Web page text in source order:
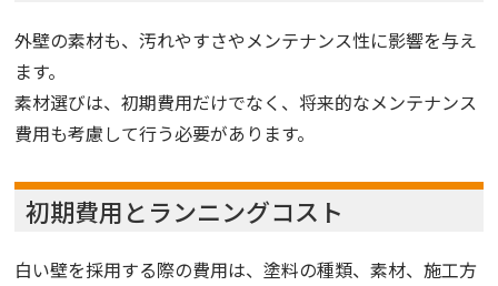
外壁の素材も、汚れやすさやメンテナンス性に影響を与え
ます。
素材選びは、初期費用だけでなく、将来的なメンテナンス
費用も考慮して行う必要があります。
初期費用とランニングコスト
白い壁を採用する際の費用は、塗料の種類、素材、施工方